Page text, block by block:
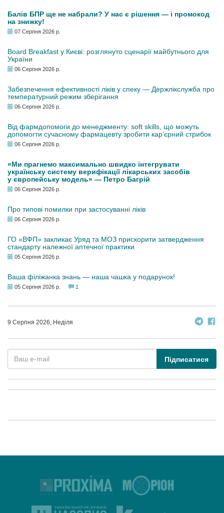
Балів БПР ще не набрали? У нас є рішення — і промокод
на знижку!
07 Серпня 2026 р.
Board Breakfast у Києві: розглянуто сценарії майбутнього для
України
06 Серпня 2026 р.
Забезпечення ефективності ліків у спеку — Держлікслужба про
температурний режим зберігання
06 Серпня 2026 р.
Від фармдопомоги до менеджменту: soft skills, що можуть
допомогти сучасному фармацевту зробити кар’єрний стрибок
06 Серпня 2026 р.
«Ми прагнемо максимально швидко інтегрувати
українську систему верифікації лікарських засобів
у європейську модель» — Петро Багрій
06 Серпня 2026 р.
Про типові помилки при застосуванні ліків
06 Серпня 2026 р.
ГО «ВФП» закликає Уряд та МОЗ прискорити затвердження
стандарту належної аптечної практики
05 Серпня 2026 р.
Ваша філіжанка знань — наша чашка у подарунок!
05 Серпня 2026 р. 1
9 Серпня 2026, Неділя
Підписатися